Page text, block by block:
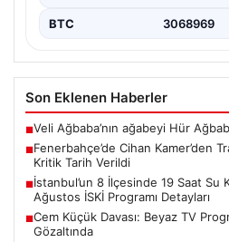
BTC 3068969
Son Eklenen Haberler
■Veli Ağbaba’nın ağabeyi Hür
■Fenerbahçe’de Cihan Kamer’den
Kritik Tarih Verildi
■İstanbul’un 8 İlçesinde 19 Saat Su
Ağustos İSKİ Programı Detayları
■Cem Küçük Davası: Beyaz TV
Gözaltında